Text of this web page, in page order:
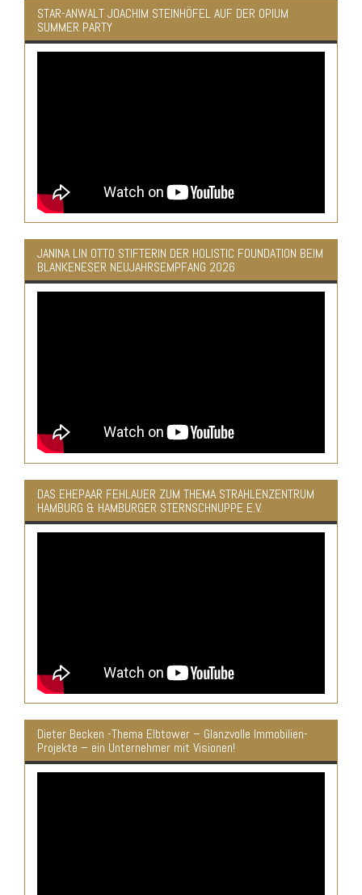
STAR-ANWALT JOACHIM STEINHÖFEL AUF DER OPIUM
SUMMER PARTY
JANINA LIN OTTO STIFTERIN DER HOLISTIC FOUNDATION BEIM
BLANKENESER NEUJAHRSEMPFANG 2026
DAS EHEPAAR FEHLAUER ZUM THEMA STRAHLENZENTRUM
HAMBURG & HAMBURGER STERNSCHNUPPE E.V.
Dieter Becken -Thema Elbtower – Glanzvolle Immobilien-
Projekte – ein Unternehmer mit Visionen!